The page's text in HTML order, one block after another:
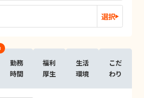
選択
勤務
時間
福利
厚生
生活
環境
こだ
わり